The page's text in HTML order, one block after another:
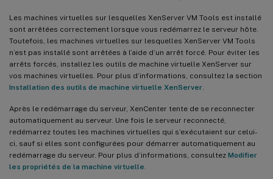
Les machines virtuelles sur lesquelles XenServer VM Tools est installé
sont arrêtées correctement lorsque vous redémarrez le serveur hôte.
Toutefois, les machines virtuelles sur lesquelles XenServer VM Tools
n’est pas installé sont arrêtées à l’aide d’un arrêt forcé. Pour éviter les
arrêts forcés, installez les outils de machine virtuelle XenServer sur
vos machines virtuelles. Pour plus d’informations, consultez la section
Installation des outils de machine virtuelle XenServer
Après le redémarrage du serveur, XenCenter tente de se reconnecter
automatiquement au serveur. Une fois le serveur reconnecté,
redémarrez toutes les machines virtuelles qui s’exécutaient sur celui-
ci, sauf si elles sont configurées pour démarrer automatiquement au
redémarrage du serveur. Pour plus d’informations, consultez Modifier
les propriétés de la machine virtuelle